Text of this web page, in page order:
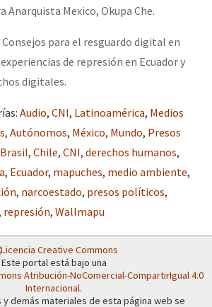
Anarquista Mexico, Okupa Che.
para el resguardo digital en
de represión en Ecuador y
digitales.
: Audio, CNI, Latinoamérica, Medios
Autónomos, México, Mundo, Presos
Brasil, Chile, CNI, derechos humanos,
, Ecuador, mapuches, medio ambiente,
, narcoestado, presos políticos,
represión, Wallmapu
Este portal está bajo una
Atribución-NoComercial-CompartirIgual 4.0
Internacional.
demás materiales de esta página web se